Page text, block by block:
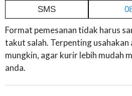
SMS
Format pemesanan tidak harus
takut salah. Terpenting usahakan
mungkin, agar kurir lebih mudah
anda.